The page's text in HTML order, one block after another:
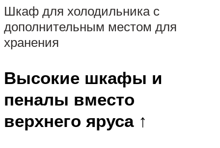
Шкаф для холодильника с
дополнительным местом для
хранения
Высокие шкафы и
пеналы вместо
верхнего яруса ↑